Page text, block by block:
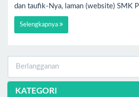
dan taufik-Nya, laman (website) SMK
Selengkapnya
KATEGORI